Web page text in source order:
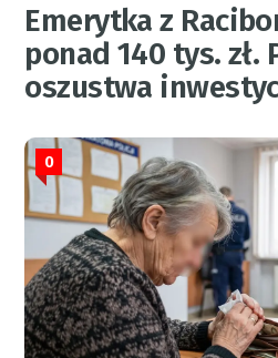
Emerytka z
ponad 140 tys. zł.
oszustwa
0